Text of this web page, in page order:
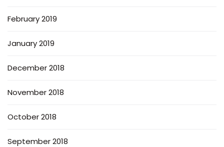
February 2019
January 2019
December 2018
November 2018
October 2018
September 2018